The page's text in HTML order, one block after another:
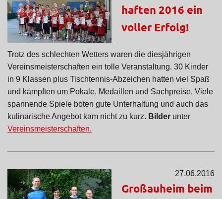
haften 2016 ein
voller Erfolg!
Trotz des schlechten Wetters waren die diesjährigen
Vereinsmeisterschaften ein tolle Veranstaltung. 30 Kinder
in 9 Klassen plus Tischtennis-Abzeichen hatten viel Spaß
und kämpften um Pokale, Medaillen und Sachpreise. Viele
spannende Spiele boten gute Unterhaltung und auch das
kulinarische Angebot kam nicht zu kurz. Bilder unter
Vereinsmeisterschaften.
27.06.2016
Großauheim beim